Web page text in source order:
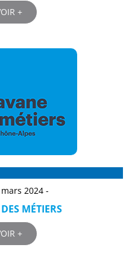
+
2024 -
MÉTIERS
+